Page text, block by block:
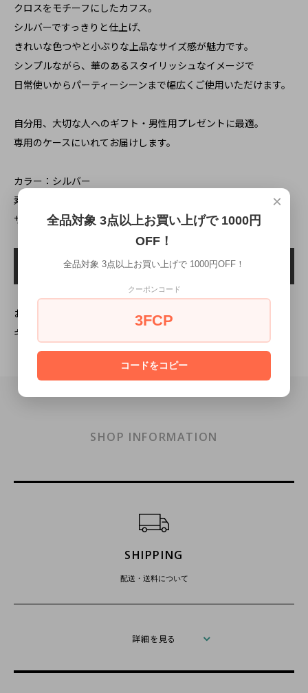
クロスをモチーフにしたカフス。
シルバーですっきりと仕上げ、
きれいな色つやと小ぶりな上品なサイズ感が魅力です。
シンプルながら、華のあるスタイリッシュなイメージで
日常使いからパーティーシーンまで幅広くご使用いただけます。
自分用、大切な人へのギフト・男性用プレゼントに最適。
専用のケースにいれてお届けします。
カラー：シルバー
素材：真鍮
サイズ：約 1.8cm x 1.3cm
お届け予定日の確認はこちらをクリック
ギフトラッピングの詳細はこちら
SHOP INFORMATION
SHIPPING
配送・送料について
詳細を見る
×
全品対象 3点以上お買い上げで 1000円
OFF！
全品対象 3点以上お買い上げで 1000円OFF！
クーポンコード
3FCP
コードをコピー